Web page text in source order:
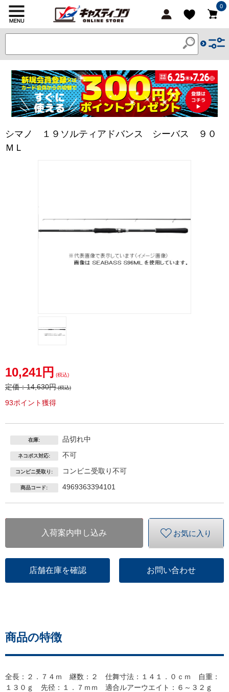
0
シマノ １９ソルティアドバンス シーバス ９０
ＭＬ
10,241円 (税込)
定価：14,630円(税込)
93ポイント獲得
在庫: 品切れ中
ネコポス対応: 不可
コンビニ受取り: コンビニ受取り不可
商品コード: 4969363394101
入荷案内申し込み お気に入り
店舗在庫を確認 お問い合わせ
商品の特徴
全長：２．７４ｍ 継数：２ 仕舞寸法：１４１．０ｃｍ 自重：
１３０ｇ 先径：１．７ｍｍ 適合ルアーウエイト：６～３２ｇ